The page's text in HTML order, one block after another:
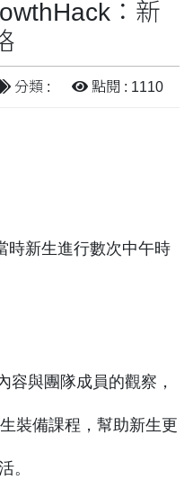
：新
分類 : 點閱 : 1110
時新生進行數次中午時
容與團隊成員的觀察，
裝備課程，幫助新生更
。